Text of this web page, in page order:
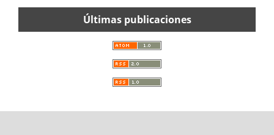
Últimas publicaciones